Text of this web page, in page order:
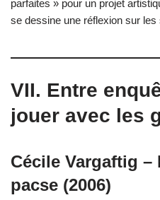
parfaites » pour un projet
se dessine une réflexion sur
VII. Entre
jouer avec les
Cécile Vargaftig –
pacse (2006)